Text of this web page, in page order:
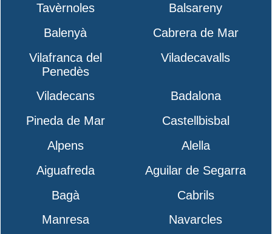
Tavèrnoles
Balsareny
Balenyà
Cabrera de Mar
Vilafranca del
Penedès
Viladecavalls
Viladecans
Badalona
Pineda de Mar
Castellbisbal
Alpens
Alella
Aiguafreda
Aguilar de Segarra
Bagà
Cabrils
Manresa
Navarcles